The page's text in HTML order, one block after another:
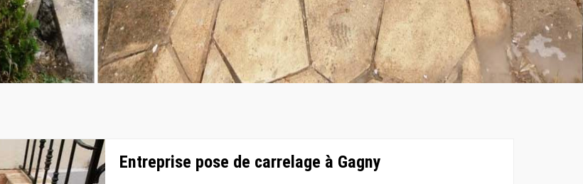
Entreprise pose de carrelage à Gagny